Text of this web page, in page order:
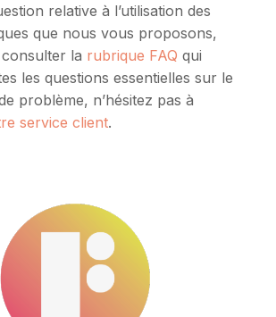
relative à l’utilisation des
que nous vous proposons,
la rubrique FAQ qui
les questions essentielles sur le
problème, n’hésitez pas à
service client.